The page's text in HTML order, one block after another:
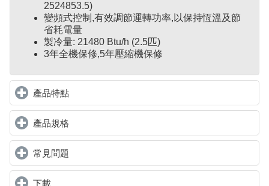
2524853.5)
變頻式控制 ,有效調節運轉功率,以保持恆溫及節
省耗電量
製冷量: 21480 Btu/h (2.5匹)
3年全機保修,5年壓縮機保修
產品特點click to expand contents
產品規格
常見問題
下載click to expand contents